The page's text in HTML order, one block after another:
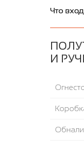
Что
И